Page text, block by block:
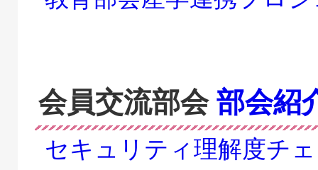
会員交流部会部会紹
セキュリティ理解度チ